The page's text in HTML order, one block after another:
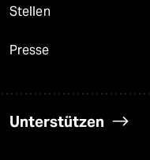
Stellen
Presse
Unterstützen